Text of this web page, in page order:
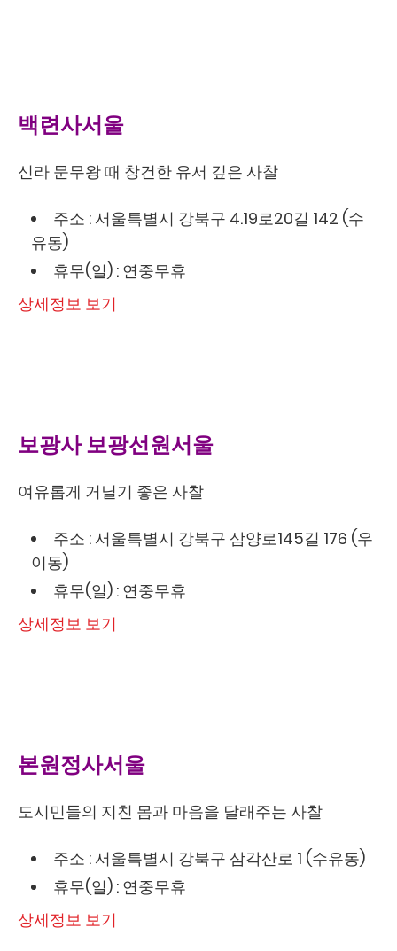
백련사서울
신라 문무왕 때 창건한 유서 깊은 사찰
주소 : 서울특별시 강북구 4.19로20길 142 (수
유동)
휴무(일) : 연중무휴
상세정보 보기
보광사 보광선원서울
여유롭게 거닐기 좋은 사찰
주소 : 서울특별시 강북구 삼양로145길 176 (우
이동)
휴무(일) : 연중무휴
상세정보 보기
본원정사서울
도시민들의 지친 몸과 마음을 달래주는 사찰
주소 : 서울특별시 강북구 삼각산로 1 (수유동)
휴무(일) : 연중무휴
상세정보 보기